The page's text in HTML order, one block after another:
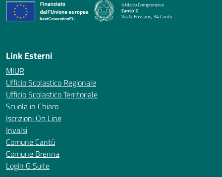
Istituto Comprensivo
Cantù 2
Via G. Fossano, 34 Cantù
— Visita la pagina iniziale della scuola
Link Esterni
MIUR
Ufficio Scolastico Regionale
Ufficio Scolastico Territoriale
Scuola in Chiaro
Iscrizioni On Line
Invalsi
Comune Cantù
Comune Brenna
Login G Suite